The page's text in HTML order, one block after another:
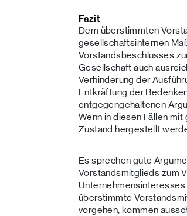
Fazit
Dem überstimmten
gesellschaftsinternen
Vorstandsbeschlusses
Gesellschaft auch
Verhinderung der
Entkräftung der
entgegengehaltenen
Wenn in diesen Fällen
Zustand hergestellt
Es sprechen gute
Vorstandsmitglieds zum
überstimmte
vorgehen, kommen